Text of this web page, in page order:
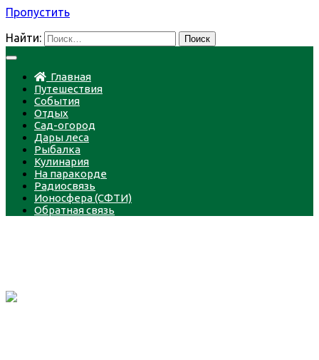
Пропустить
Найти:
Главная
Путешествия
События
Отдых
Сад-огород
Дары леса
Рыбалка
Кулинария
На паракорде
Радиосвязь
Ионосфера (СФТИ)
Обратная связь